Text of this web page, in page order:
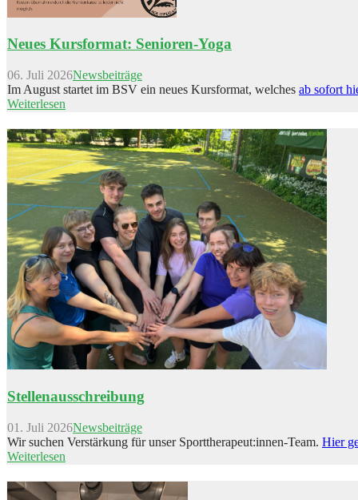
Neues Kursformat: Senioren-Yoga
06. Juli 2026Newsbeiträge
Im August startet im BSV ein neues Kursformat, welches ab sofort
Weiterlesen
Stellenausschreibung
01. Juli 2026Newsbeiträge
Wir suchen Verstärkung für unser Sporttherapeut:innen-Team. Hier
Weiterlesen